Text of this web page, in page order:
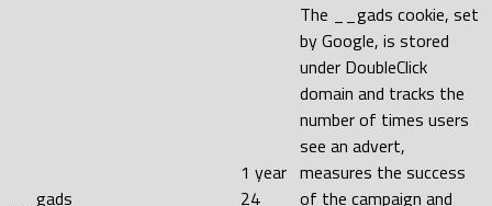
__gads
1 year
24
The __gads cookie, set
by Google, is stored
under DoubleClick
domain and tracks the
number of times users
see an advert,
measures the success
of the campaign and